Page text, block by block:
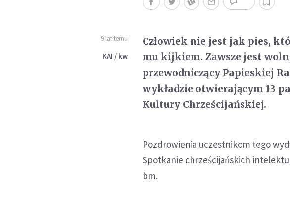
9 lat temu
KAI / kw
Człowiek nie jest jak pies,
mu kijkiem. Zawsze jest
przewodniczący Papieskiej
wykładzie otwierającym 13
Kultury Chrześcijańskiej.
Pozdrowienia uczestnikom tego
Spotkanie chrześcijańskich
bm.